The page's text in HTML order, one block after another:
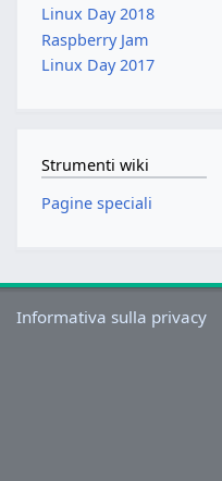
Linux Day 2018
Raspberry Jam
Linux Day 2017
Strumenti wiki
Pagine speciali
Informativa sulla privacy